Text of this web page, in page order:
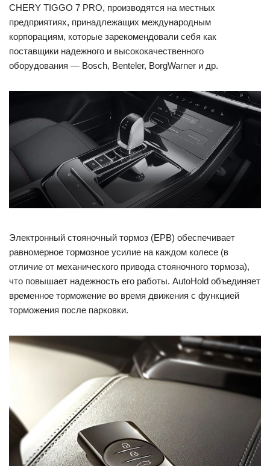
CHERY TIGGO 7 PRO, производятся на местных
предприятиях, принадлежащих международным
корпорациям, которые зарекомендовали себя как
поставщики надежного и высококачественного
оборудования — Bosch, Benteler, BorgWarner и др.
Электронный стояночный тормоз (EPB) обеспечивает
равномерное тормозное усилие на каждом колесе (в
отличие от механического привода стояночного тормоза),
что повышает надежность его работы. AutoHold объединяет
временное торможение во время движения с функцией
торможения после парковки.